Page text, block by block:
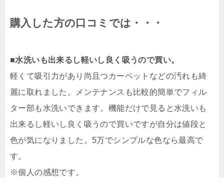
購入した方の口コミでは・・・
■水洗いも出来るし軽いし良く吸うので買い。
軽くて吸引力があり尚且つカーペットなどの汚れも綺
麗に取れました。メンテナンスも比較的簡単でフィル
ター部も水洗いできます。機能だけで見ると水洗いも
出来るし軽いし良く吸うので買いですが自分は値段と
色が気になりました。5万でシンプルな色なら最高で
す。
※個人の感想です。